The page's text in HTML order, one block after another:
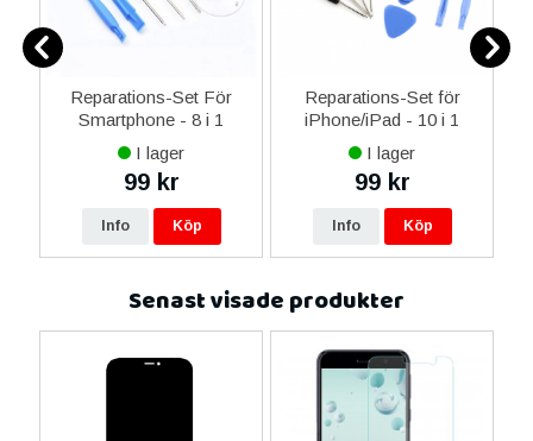
Reparations-Set För
Smartphone - 8 i 1
I lager
99 kr
Info Köp
Reparations-Set för
iPhone/iPad - 10 i 1
I lager
99 kr
Info Köp
Senast visade produkter